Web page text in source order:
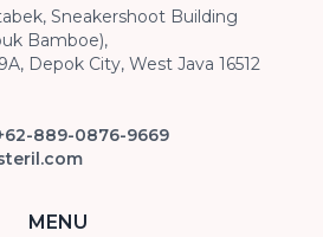
Sneakershoot Building
Bamboe),
Depok City, West Java 16512
889-0876-9669
MENU